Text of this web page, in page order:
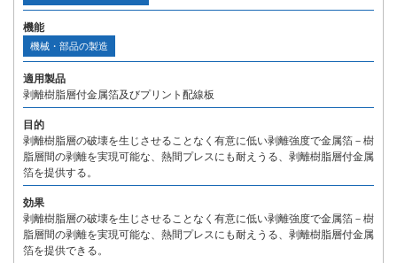
機能
機械・部品の製造
適用製品
剥離樹脂層付金属箔及びプリント配線板
目的
剥離樹脂層の破壊を生じさせることなく有意に低い剥離強度で金属箔－樹
脂層間の剥離を実現可能な、熱間プレスにも耐えうる、剥離樹脂層付金属
箔を提供する。
効果
剥離樹脂層の破壊を生じさせることなく有意に低い剥離強度で金属箔－樹
脂層間の剥離を実現可能な、熱間プレスにも耐えうる、剥離樹脂層付金属
箔を提供できる。